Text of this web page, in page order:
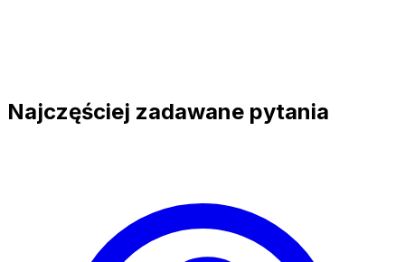
Najczęściej zadawane pytania